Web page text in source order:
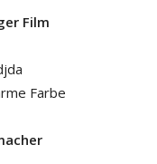
Film
Farbe